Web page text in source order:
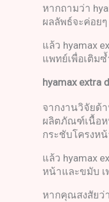
หากถามว่า
ผลลัพธ์จะค่อย
แล้ว hyamax
แพทย์เพื่อเติม
hyamax extra
จากงานวิจัยด้
ผลิตภัณฑ์เนื้อห
กระชับโครงห
แล้ว hyamax
หน้าและขมับ เ
หากคุณสงสัยว่